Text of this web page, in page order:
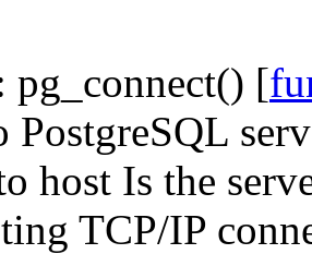
pg_connect() [
PostgreSQL
host Is the
TCP/IP